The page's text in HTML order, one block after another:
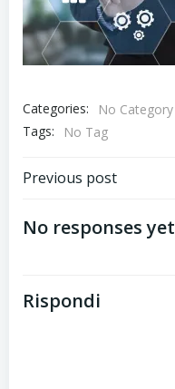
Categories:
No Category
Tags:
No Tag
Post
navigation
Previous post
No responses yet
Rispondi